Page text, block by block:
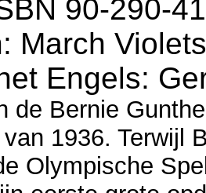
90-290-
March
Engels:
de Bernie
1936. Terwijl
Olympische